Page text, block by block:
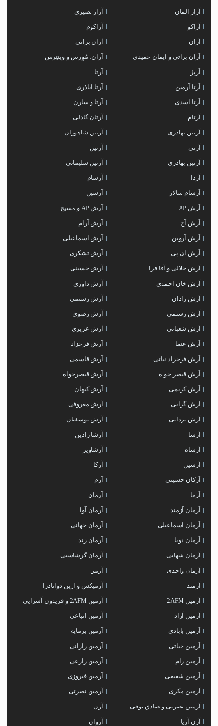
آراز المان آراز نصیری
آراکو آراکوم
آران آران براتی
آران براتی و ایمان حمیدی آران، مُوِرس و وینتِرس
آرپژ آرتا
آرتا آرمین آرتا اباذری
آرتا اسدی آرتا و سارن
آرتام آرتان گادلی
آرتبن بهادری آرتين شاهوران
آرتی آرتین
آرتین بهادری آرتین سلیمانی
آردا آرسام
آرسام سالار آرسین
آرش AP آرش AP و مسیح
آرش آج آرش آرام
آرش آروین آرش اسماعیلی
آرش ای پی آرش تشکری
آرش جلالی و آقا فرا آرش حسینی
آرش خان احمدی آرش داوری
آرش رادان آرش رستمى
آرش رستمی آرش رضوی
آرش شعبانی آرش عزیزی
آرش عنقا آرش فرخزاد
آرش فرخزاد نباتی آرش قاسمی
آرش قیصر خواه آرش قیصرخواه
آرش کریمی آرش کیهان
آرش گرایی آرش معروفی
آرش یزدانی آرش یوسفیان
آرشا آرشا رادین
آرشاه آرشاویر
آرشین آرکا
آرکان حسینی آرم
آرما آرمان
آرمان آزمند آرمان آوا
آرمان اسماعیلی آرمان جهانی
آرمان ذویا آرمان زند
آرمان شهابی آرمان گرشاسبی
آرمان واحدی آرمن
آرمند آرمیکس و ارین دوانادرا
آرمین 2AFM آرمین 2AFM و فریدون آسرایی
آرمین آراد آرمین اتباعی
آرمین بابادی آرمین برمایه
آرمین حیاتی آرمین رازانی
آرمین رام آرمین زارعی
آرمین شفیعی آرمین فیروزی
آرمین مکری آرمین نصرتی
آرمین نصرتی و صادق بوقی آرن
آرن آریا آروان